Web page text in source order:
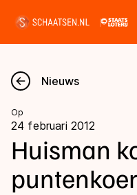
Nieuws
Kalender
Disciplines
Nieuws
Op
24 februari 2012
Huisman